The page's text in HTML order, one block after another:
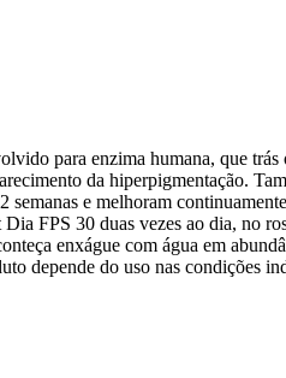
para enzima humana, que
da hiperpigmentação.
e melhoram
FPS 30 duas vezes ao dia, no
enxágue com água em
depende do uso nas condições